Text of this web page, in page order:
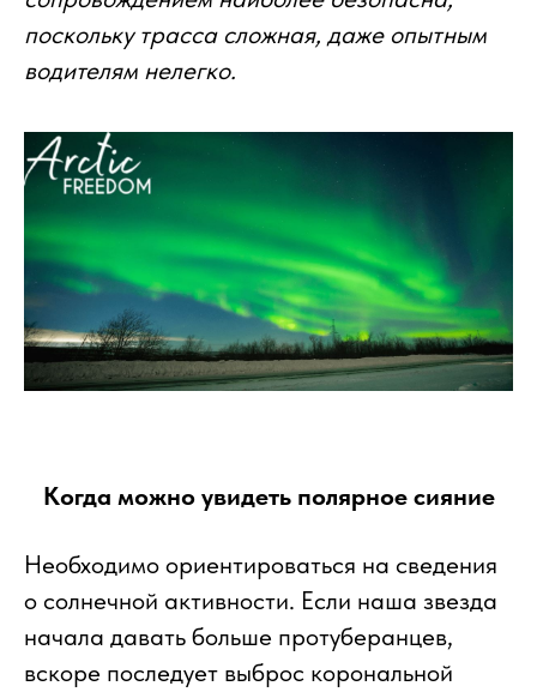
поскольку трасса сложная, даже опытным
водителям нелегко.
Когда можно увидеть полярное сияние
Необходимо ориентироваться на сведения
о солнечной активности. Если наша звезда
начала давать больше протуберанцев,
вскоре последует выброс корональной